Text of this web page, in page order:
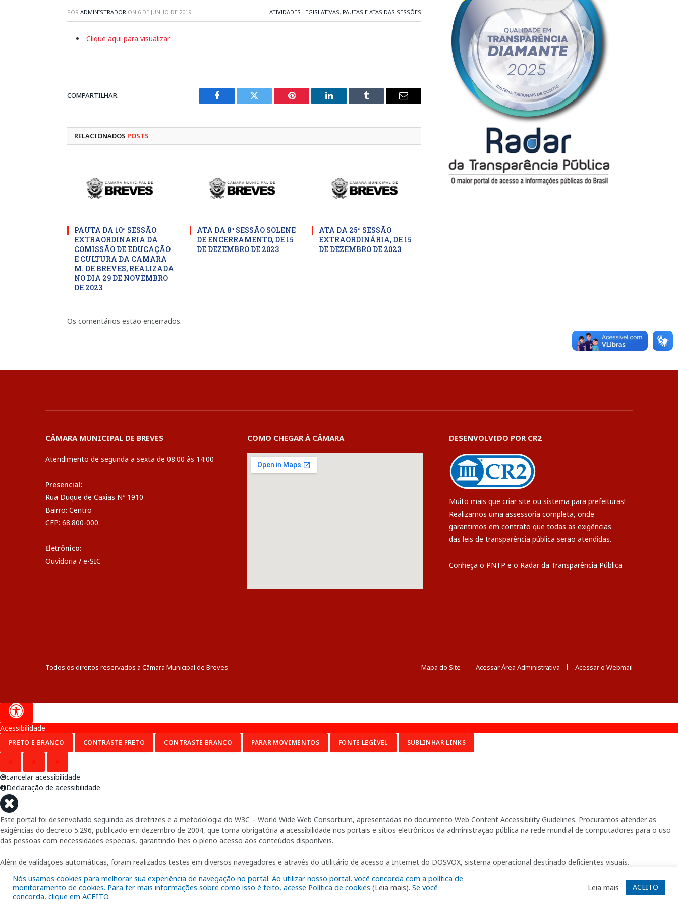
POR ADMINISTRADOR ON 6 DE JUNHO DE 2019 ATIVIDADES LEGISLATIVAS, PAUTAS E ATAS DAS SESSÕES
Clique aqui para visualizar
COMPARTILHAR.
Facebook Twitter Pinterest LinkedIn Tumblr
E-
RELACIONADOS POSTS
PAUTA DA 10ª SESSÃO
EXTRAORDINARIA DA
COMISSÃO DE EDUCAÇÃO
E CULTURA DA CAMARA
M. DE BREVES, REALIZADA
NO DIA 29 DE NOVEMBRO
DE 2023
ATA DA 8ª SESSÃO SOLENE
DE ENCERRAMENTO, DE 15
DE DEZEMBRO DE 2023
ATA DA 25ª SESSÃO
EXTRAORDINÁRIA, DE 15
DE DEZEMBRO DE 2023
Os comentários estão encerrados.
CÂMARA MUNICIPAL DE BREVES
Atendimento de segunda a sexta de 08:00 às 14:00
Presencial:
Rua Duque de Caxias Nº 1910
Bairro: Centro
CEP: 68.800-000
Eletrônico:
Ouvidoria / e-SIC
COMO CHEGAR À CÂMARA DESENVOLVIDO POR CR2
Muito mais que criar site ou sistema para prefeituras!
Realizamos uma assessoria completa, onde
garantimos em contrato que todas as exigências
das leis de transparência pública serão atendidas.
Conheça o PNTP e o Radar da Transparência Pública
Todos os direitos reservados a Câmara Municipal de Breves Mapa do Site Acessar Área Administrativa Acessar o Webmail
Nós usamos cookies para melhorar sua experiência de navegação no portal. Ao utilizar nosso portal, você concorda com a política de
monitoramento de cookies. Para ter mais informações sobre como isso é feito, acesse Política de cookies (Leia mais). Se você
concorda, clique em ACEITO.
Leia mais ACEITO
Acessibilidade
PRETO E BRANCO CONTRASTE PRETO CONTRASTE BRANCO PARAR MOVIMENTOS FONTE LEGÍVEL SUBLINHAR LINKS
cancelar acessibilidade
Declaração de acessibilidade
Este portal foi desenvolvido seguindo as diretrizes e a metodologia do W3C – World Wide Web Consortium, apresentadas no documento Web Content Accessibility Guidelines. Procuramos atender as
exigências do decreto 5.296, publicado em dezembro de 2004, que torna obrigatória a acessibilidade nos portais e sítios eletrônicos da administração pública na rede mundial de computadores para o uso
das pessoas com necessidades especiais, garantindo-lhes o pleno acesso aos conteúdos disponíveis.
Além de validações automáticas, foram realizados testes em diversos navegadores e através do utilitário de acesso a Internet do DOSVOX, sistema operacional destinado deficientes visuais.
Fornecido por: